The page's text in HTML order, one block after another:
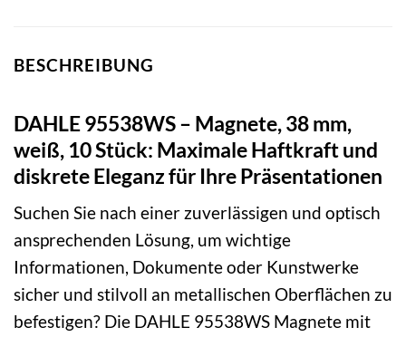
BESCHREIBUNG
DAHLE 95538WS – Magnete, 38 mm,
weiß, 10 Stück: Maximale Haftkraft und
diskrete Eleganz für Ihre Präsentationen
Suchen Sie nach einer zuverlässigen und optisch
ansprechenden Lösung, um wichtige
Informationen, Dokumente oder Kunstwerke
sicher und stilvoll an metallischen Oberflächen zu
befestigen? Die DAHLE 95538WS Magnete mit